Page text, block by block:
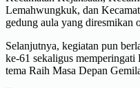
Lemahwungkuk, dan
gedung aula yang diresmikan
Selanjutnya, kegiatan pun
ke-61 sekaligus
tema Raih Masa Depan